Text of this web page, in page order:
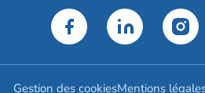
Gestion des cookiesMentions